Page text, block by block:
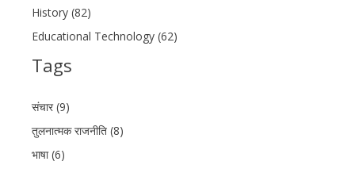
History (82)
Educational Technology (62)
Tags
संचार (9)
तुलनात्मक राजनीति (8)
भाषा (6)